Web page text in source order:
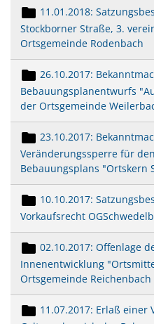
11.01.2018:
Stockborner Straße, 3.
Ortsgemeinde Rodenbach
26.10.2017:
Bebauungsplanentwurfs
der Ortsgemeinde
23.10.2017:
Veränderungssperre für
Bebauungsplans "Ortskern
10.10.2017:
Vorkaufsrecht
02.10.2017: Offenlage
Innenentwicklung
Ortsgemeinde Reichenbach
11.07.2017: Erlaß